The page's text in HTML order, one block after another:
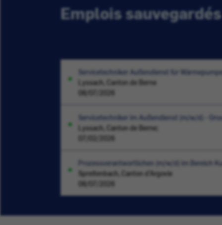
Emplois sauvegardés
Servicetechniker Außendienst für
Lyssach, Canton de Berne
08/07/2026
Servicetechniker im Außendienst (m/w/d) -
Lyssach, Canton de Berne;
07/02/2026
Prozessverantwortlichen (m/w/d) im Bereich
Spreitenbach, Canton d’Argovie
08/07/2026